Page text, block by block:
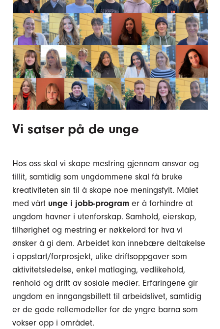
Vi satser på de unge
Hos oss skal vi skape mestring gjennom ansvar og
tillit, samtidig som ungdommene skal få bruke
kreativiteten sin til å skape noe meningsfylt. Målet
med vårt unge i jobb-program er å forhindre at
ungdom havner i utenforskap. Samhold, eierskap,
tilhørighet og mestring er nøkkelord for hva vi
ønsker å gi dem. Arbeidet kan innebære deltakelse
i oppstart/forprosjekt, ulike driftsoppgaver som
aktivitetsledelse, enkel matlaging, vedlikehold,
renhold og drift av sosiale medier. Erfaringene gir
ungdom en inngangsbillett til arbeidslivet, samtidig
er de gode rollemodeller for de yngre barna som
vokser opp i området.